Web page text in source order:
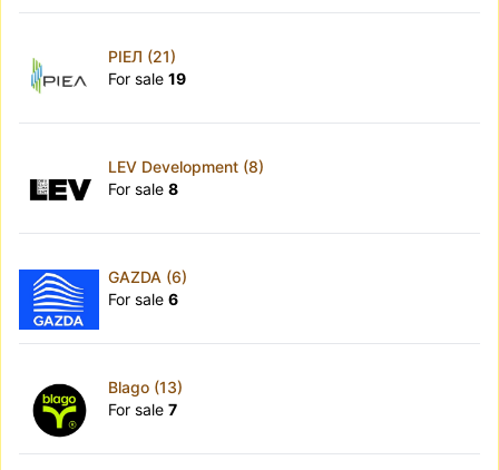
РІЕЛ (21)
For sale 19
LEV Development (8)
For sale 8
GAZDA (6)
For sale 6
Blago (13)
For sale 7